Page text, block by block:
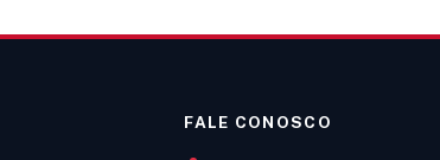
FALE CONOSCO